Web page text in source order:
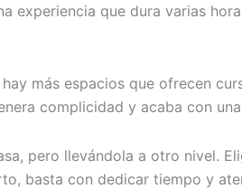
experiencia que dura varias
más espacios que ofrecen
complicidad y acaba con
pero llevándola a otro nivel.
basta con dedicar tiempo y